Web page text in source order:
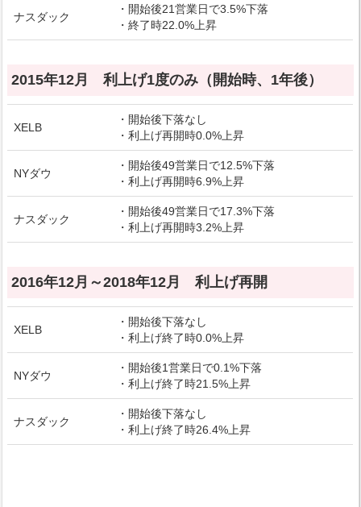
ナスダック
・開始後21営業日で3.5%下落
・終了時22.0%上昇
2015年12月 利上げ1度のみ（開始時、1年後）
XELB
・開始後下落なし
・利上げ再開時0.0%上昇
NYダウ
・開始後49営業日で12.5%下落
・利上げ再開時6.9%上昇
ナスダック
・開始後49営業日で17.3%下落
・利上げ再開時3.2%上昇
2016年12月～2018年12月 利上げ再開
XELB
・開始後下落なし
・利上げ終了時0.0%上昇
NYダウ
・開始後1営業日で0.1%下落
・利上げ終了時21.5%上昇
ナスダック
・開始後下落なし
・利上げ終了時26.4%上昇